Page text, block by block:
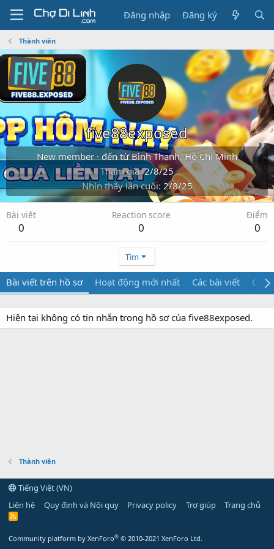
Đăng nhập Đăng ký
Thành viên
five88exposed
New member · đến từ Bình Thạnh, Hồ Chí Minh
Tham gia 2/8/25
Nhìn thấy lần cuối 2/8/25
Bài viết
0
Reaction score
0
Điểm
0
Tìm
Bài viết trên hồ sơ Hoạt động mới nhất Các bài viết Giới
Hiện tại không có tin nhắn trong hồ sơ của five88exposed.
Thành viên
Tiếng Việt (VN)
Liên hệ
Quy định và Nội quy Privacy policy Trợ giúp Trang chủ
R
Community platform by XenForo® © 2010-2021 XenForo Ltd.